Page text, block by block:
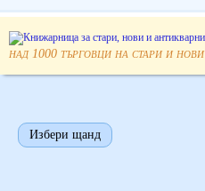
над 1000 търговци на стари и
Избери щанд